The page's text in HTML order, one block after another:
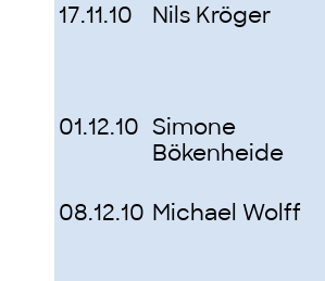
17.11.10 Nils Kröger
01.12.10 Simone
Bökenheide
08.12.10 Michael Wolff